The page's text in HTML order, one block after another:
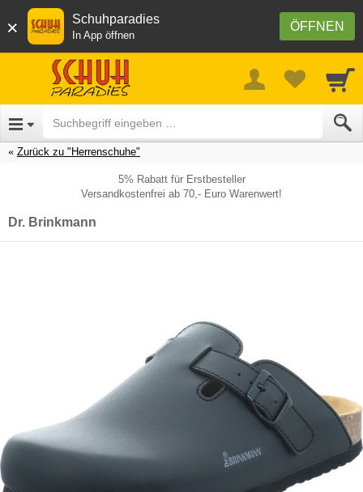
× ÖFFNEN
Schuhparadies
In App öffnen
Zurück zu "Herrenschuhe"
5% Rabatt für Erstbesteller
Versandkostenfrei ab 70,- Euro Warenwert!
Dr. Brinkmann